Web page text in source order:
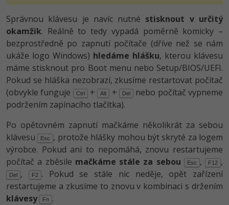
Správnou klávesu je navíc nutné stisknout v určitý
okamžik. Reálně to tedy vypadá poměrně komicky –
bezprostředně po zapnutí počítače (dříve než se nám
ukáže logo Windows) hledáme hlášku, kterou klávesu
máme stisknout pro Boot menu nebo Setup/BIOS/UEFI.
Pokud se hláška nezobrazí, zkusíme restartovat počítač
(obvykle funguje
Ctrl + Alt + Del
nebo počítač vypneme
podržením zapínacího tlačítka).
Po opětovném zapnutí mačkáme několikrát za sebou
klávesu
Esc
, protože hlášky mohou být skryté za logem
výrobce. Pokud ani to nepomáhá, znovu restartujeme
počítač a zběsile mačkáme stále za sebou Esc , F12 ,
Del , F2 . Pokud se stále nic neděje, opět zařízení
restartujeme a zkusíme to znovu v kombinaci s držením
klávesy
Fn .